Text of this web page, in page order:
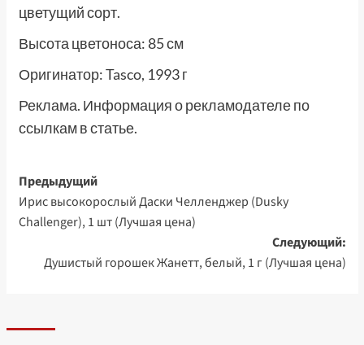
цветущий сорт.
Высота цветоноса: 85 см
Оригинатор: Tasco, 1993 г
Реклама. Информация о рекламодателе по
ссылкам в статье.
Навигация
записи
Предыдущий
Ирис высокорослый Даски Челленджер (Dusky
Challenger), 1 шт (Лучшая цена)
Следующий:
Душистый горошек Жанетт, белый, 1 г (Лучшая цена)